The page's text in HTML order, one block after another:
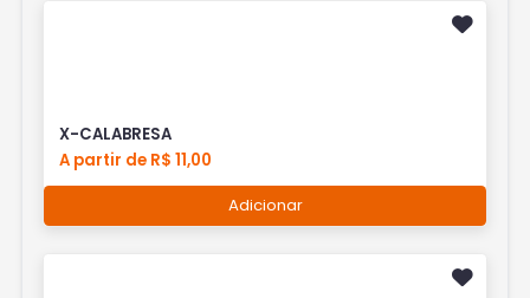
X-CALABRESA
A partir de R$ 11,00
Adicionar